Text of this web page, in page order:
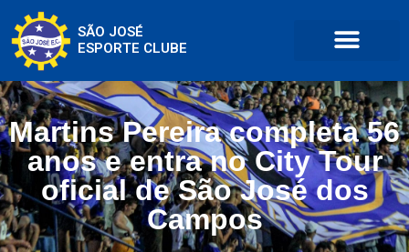
SÃO JOSÉ
ESPORTE CLUBE
Martins Pereira completa 56
anos e entra no City Tour
oficial de São José dos
Campos